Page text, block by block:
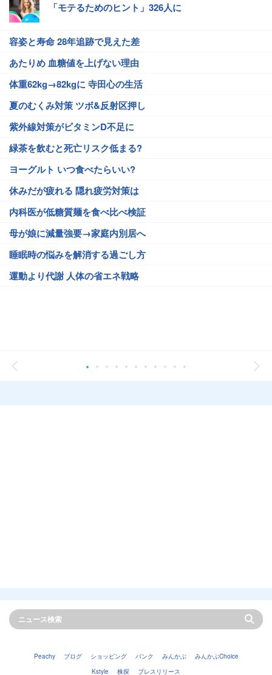
「モテるためのヒント」326人に
容姿と寿命 28年追跡で見えた差
あたりめ 血糖値を上げない理由
体重62kg→82kgに 寺田心の生活
夏のむくみ対策 ツボ&反射区押し
紫外線対策がビタミンD不足に
緑茶を飲むと死亡リスク低まる?
ヨーグルト いつ食べたらいい?
休みだが疲れる 隠れ疲労対策は
内科医が低糖質麺を食べ比べ検証
母が娘に減量強要→家庭内別居へ
睡眠時の悩みを解消する過ごし方
運動より代謝 人体の省エネ戦略
Peachy ブログ ショッピング バンク みんかぶ
みんかぶChoice
Kstyle
株探 プレスリリース